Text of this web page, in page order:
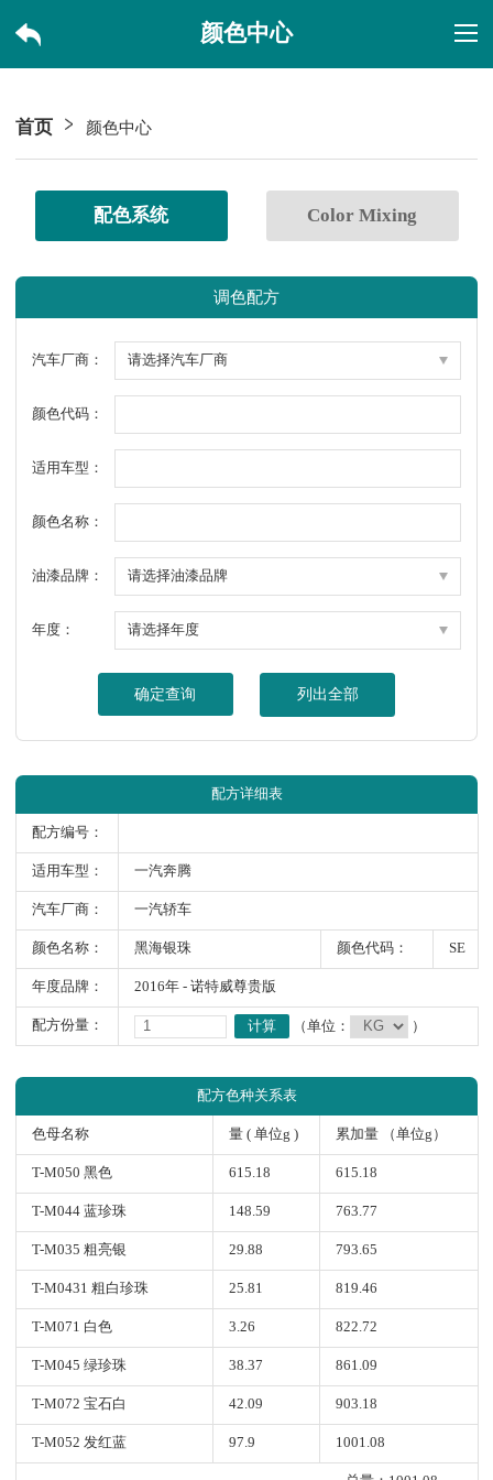
颜色中心
首页 颜色中心
配色系统 Color Mixing
调色配方
汽车厂商：
颜色代码：
适用车型：
颜色名称：
油漆品牌：
年度：
确定查询 列出全部
配方详细表
配方编号：
适用车型： 一汽奔腾
汽车厂商： 一汽轿车
颜色名称： 黑海银珠 颜色代码： SE
年度品牌： 2016年 - 诺特威尊贵版
配方份量： 计算 （单位： ）
配方色种关系表
色母名称 量 ( 单位g ) 累加量 （单位g）
T-M050 黑色 615.18 615.18
T-M044 蓝珍珠 148.59 763.77
T-M035 粗亮银 29.88 793.65
T-M0431 粗白珍珠 25.81 819.46
T-M071 白色 3.26 822.72
T-M045 绿珍珠 38.37 861.09
T-M072 宝石白 42.09 903.18
T-M052 发红蓝 97.9 1001.08